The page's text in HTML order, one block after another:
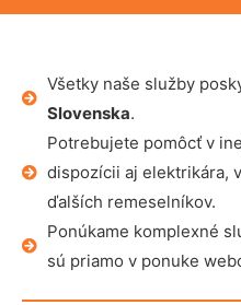
Všetky naše služby
Slovenska.
Potrebujete pomôcť v
dispozícii aj elektrikára,
ďalších remeselníkov.
Ponúkame komplexné
sú priamo v ponuke